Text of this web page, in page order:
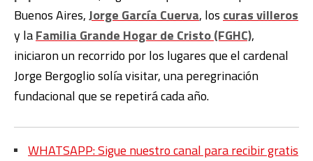
Buenos Aires,Jorge García Cuerva, los curas villeros
y laFamilia Grande Hogar de Cristo (FGHC),
iniciaron un recorrido por los lugares que el cardenal
Jorge Bergoglio solía visitar, una peregrinación
fundacional que se repetirá cada año.
WHATSAPP: Sigue nuestro canal para recibir gratis